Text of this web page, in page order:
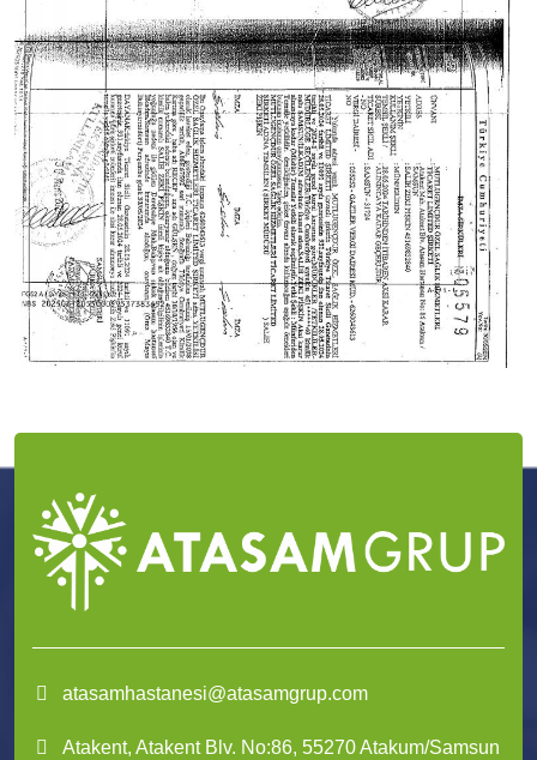
atasamhastanesi@atasamgrup.com
Atakent, Atakent Blv. No:86, 55270 Atakum/Samsun